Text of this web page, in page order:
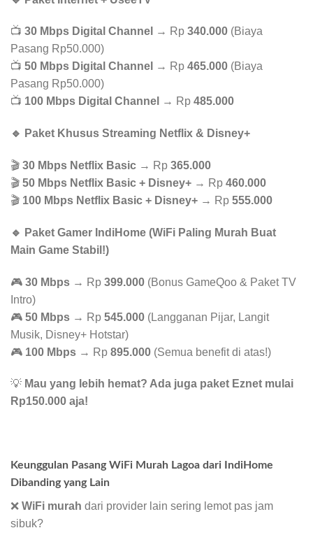
📺 30 Mbps Digital Channel → Rp 340.000 (Biaya
Pasang Rp50.000)
📺 50 Mbps Digital Channel → Rp 465.000 (Biaya
Pasang Rp50.000)
📺 100 Mbps Digital Channel → Rp 485.000
🔹 Paket Khusus Streaming Netflix & Disney+
🎬 30 Mbps Netflix Basic → Rp 365.000
🎬 50 Mbps Netflix Basic + Disney+ → Rp 460.000
🎬 100 Mbps Netflix Basic + Disney+ → Rp 555.000
🔹 Paket Gamer IndiHome (WiFi Paling Murah Buat
Main Game Stabil!)
🎮 30 Mbps → Rp 399.000 (Bonus GameQoo & Paket TV
Intro)
🎮 50 Mbps → Rp 545.000 (Langganan Pijar, Langit
Musik, Disney+ Hotstar)
🎮 100 Mbps → Rp 895.000 (Semua benefit di atas!)
💡 Mau yang lebih hemat? Ada juga paket Eznet mulai
Rp150.000 aja!
Keunggulan Pasang WiFi Murah Lagoa dari IndiHome
Dibanding yang Lain
❌ WiFi murah dari provider lain sering lemot pas jam
sibuk?